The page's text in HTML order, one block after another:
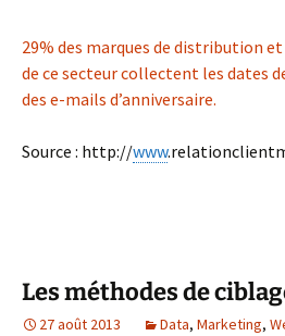
29% des marques de distribution
de ce secteur collectent les dates
des e-mails d’anniversaire.
Source : http://www
Les méthodes de
27 août 2013 Data, Marketing,